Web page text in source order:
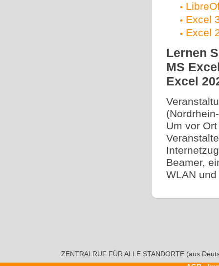
Excel
Excel
Lernen
MS
Excel
Um vor
Beamer,
WLAN
ZENTRALRUF FÜR ALLE STANDORTE (aus